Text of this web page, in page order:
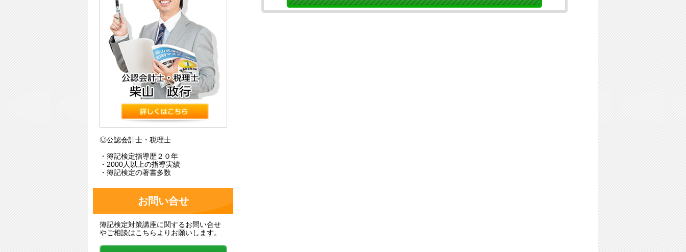
◎公認会計士・税理士
・簿記検定指導歴２０年
・2000人以上の指導実績
・簿記検定の著書多数
お問い合せ
簿記検定対策講座に関するお問い合せ
やご相談はこちらよりお願いします。